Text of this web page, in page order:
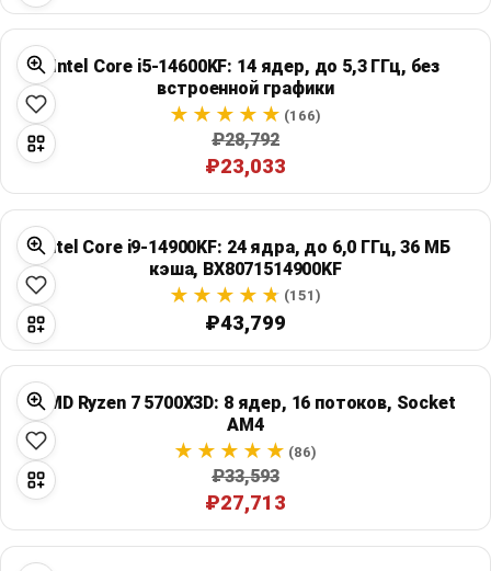
Intel Core i5-14600KF: 14 ядер, до 5,3 ГГц, без
встроенной графики
(166)
₽28,792
₽23,033
Intel Core i9-14900KF: 24 ядра, до 6,0 ГГц, 36 МБ
кэша, BX8071514900KF
(151)
₽43,799
AMD Ryzen 7 5700X3D: 8 ядер, 16 потоков, Socket
AM4
(86)
₽33,593
₽27,713